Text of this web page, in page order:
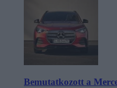
Bemutatkozott a